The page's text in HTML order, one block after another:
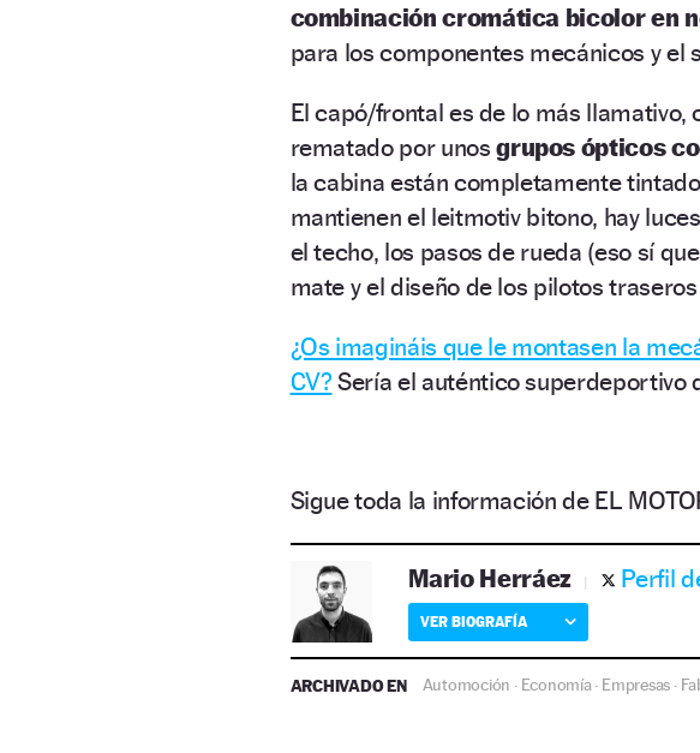
combinación cromática bicolor en
para los componentes mecánicos y el
El capó/frontal es de lo más llamativo,
rematado por unosgrupos ópticos
la cabina están completamente
mantienen el leitmotiv bitono, hay
el techo, los pasos de rueda (eso sí
mate y el diseño de los pilotos
¿Os imagináis que le montasen la
CV? Sería el auténtico superdeportivo
Sigue toda la información de EL
Mario Herráez Perfil
VER BIOGRAFÍA
ARCHIVADO EN Automoción · Economía· Empresas ·